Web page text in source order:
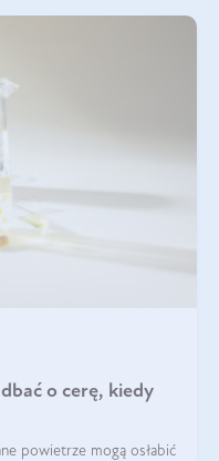
o cerę, kiedy
powietrze mogą osłabić